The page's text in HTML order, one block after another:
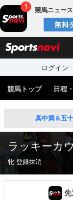
競馬ニュー
ログイン
競馬トップ 日程
真中満＆五
ラッキーカ
牝 登録抹消
先